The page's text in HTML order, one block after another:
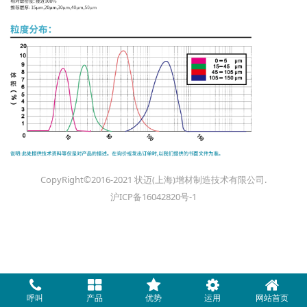
CopyRight©2016-2021 状迈(上海)增材制造技术有限公司.
沪ICP备16042820号-1
呼叫 产品 优势 运用 网站首页